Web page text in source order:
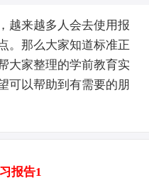
越来越多人会去使用报
。那么大家知道标准正
大家整理的学前教育实
可以帮助到有需要的朋
报告1